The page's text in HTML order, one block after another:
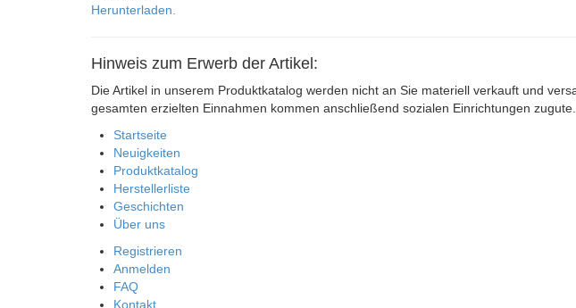
Herunterladen.
Hinweis zum Erwerb der Artikel:
Die Artikel in unserem Produktkatalog werden nicht an Sie materiell verkauft und
gesamten erzielten Einnahmen kommen anschließend sozialen Einrichtungen zugute.
Startseite
Neuigkeiten
Produktkatalog
Herstellerliste
Geschichten
Über uns
Registrieren
Anmelden
FAQ
Kontakt